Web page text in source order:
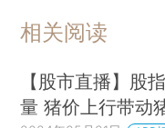
相关阅读
【股市直播】股
量 猪价上行带动